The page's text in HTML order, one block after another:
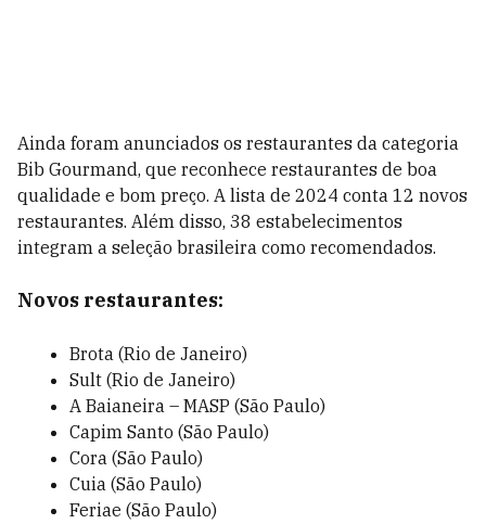
Ainda foram anunciados os restaurantes da categoria
Bib Gourmand, que reconhece restaurantes de boa
qualidade e bom preço. A lista de 2024 conta 12 novos
restaurantes. Além disso, 38 estabelecimentos
integram a seleção brasileira como recomendados.
Novos restaurantes:
Brota (Rio de Janeiro)
Sult (Rio de Janeiro)
A Baianeira – MASP (São Paulo)
Capim Santo (São Paulo)
Cora (São Paulo)
Cuia (São Paulo)
Feriae (São Paulo)